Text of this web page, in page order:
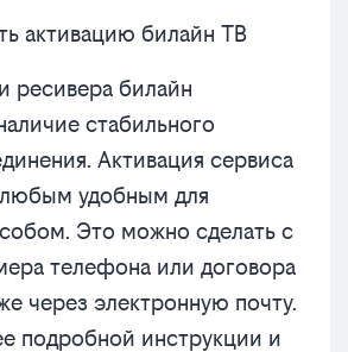
активацию билайн ТВ
ресивера билайн
стабильного
Активация сервиса
любым удобным для
Это можно сделать с
телефона или договора
через электронную почту.
подробной инструкции и